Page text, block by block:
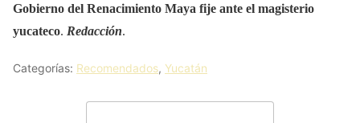
Gobierno del Renacimiento Maya fije ante el magisterio
yucateco. Redacción.
Categorías: Recomendados, Yucatán